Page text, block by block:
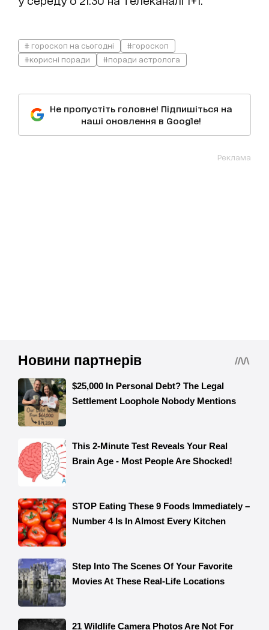
# гороскоп на сьогодні
#гороскоп
#корисні поради
#поради астролога
Не пропустіть головне! Підпишіться на
наші оновлення в Google!
Реклама